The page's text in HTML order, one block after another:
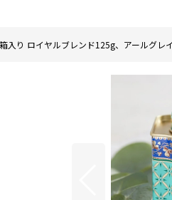
入り ロイヤルブレンド125g、アールグ